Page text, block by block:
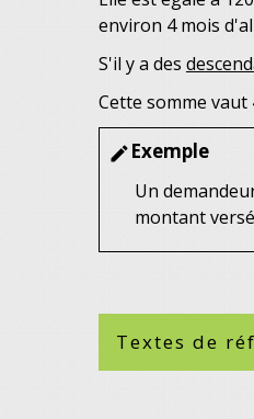
environ 4 mois
S'il y a des
Cette somme
edit Exemple
Un
montant
Textes de